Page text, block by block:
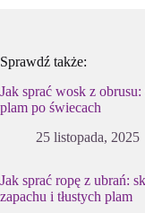
Sprawdź także:
Jak sprać wosk z
plam po świecach
25 listopada, 2025
Jak sprać ropę z ubrań:
zapachu i tłustych plam